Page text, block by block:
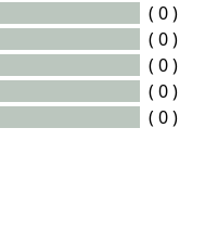
( 0 )
( 0 )
( 0 )
( 0 )
( 0 )